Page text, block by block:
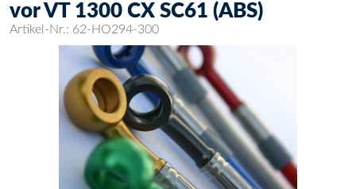
vor VT 1300 CX SC61 (ABS)
Artikel-Nr.: 62-HO294-300